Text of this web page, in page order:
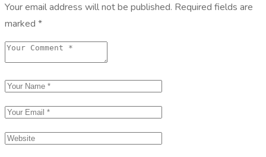
Your email address will not be published. Required fields are
marked *